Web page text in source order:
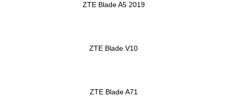
ZTE Blade A5 2019
ZTE Blade V10
ZTE Blade A71